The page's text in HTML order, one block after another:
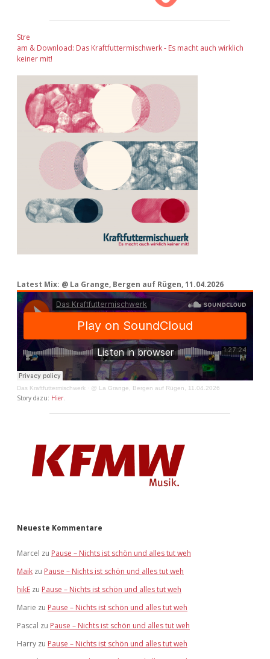
Stre
am & Download: Das Kraftfuttermischwerk - Es macht auch wirklich
keiner mit!
Latest Mix: @ La Grange, Bergen auf Rügen, 11.04.2026
Das Kraftfuttermischwerk · @ La Grange, Bergen auf Rügen, 11.04.2026
Story dazu: Hier.
Neueste Kommentare
Marcel zu Pause – Nichts ist schön und alles tut weh
Maik zu Pause – Nichts ist schön und alles tut weh
hikE zu Pause – Nichts ist schön und alles tut weh
Marie zu Pause – Nichts ist schön und alles tut weh
Pascal zu Pause – Nichts ist schön und alles tut weh
Harry zu Pause – Nichts ist schön und alles tut weh